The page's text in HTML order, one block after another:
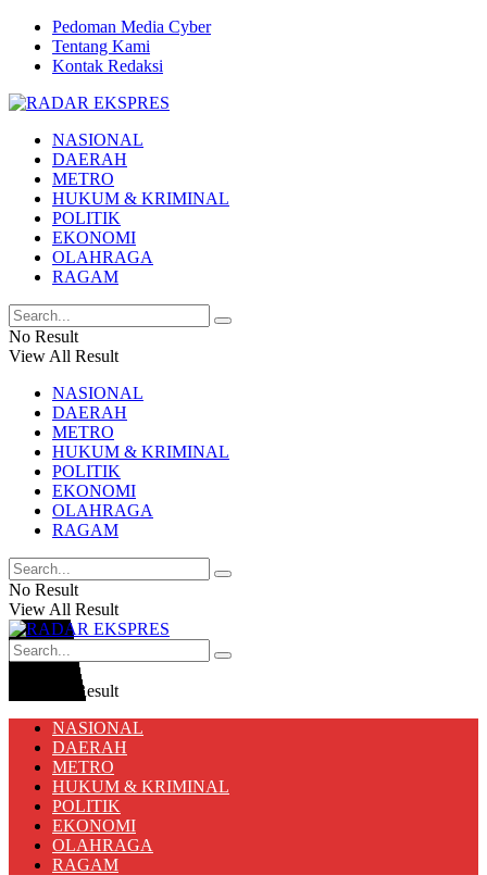
Pedoman Media Cyber
Tentang Kami
Kontak Redaksi
NASIONAL
DAERAH
METRO
HUKUM & KRIMINAL
POLITIK
EKONOMI
OLAHRAGA
RAGAM
No Result
View All Result
NASIONAL
DAERAH
METRO
HUKUM & KRIMINAL
POLITIK
EKONOMI
OLAHRAGA
RAGAM
No Result
View All Result
View All Result
NASIONAL
DAERAH
METRO
HUKUM & KRIMINAL
POLITIK
EKONOMI
OLAHRAGA
RAGAM